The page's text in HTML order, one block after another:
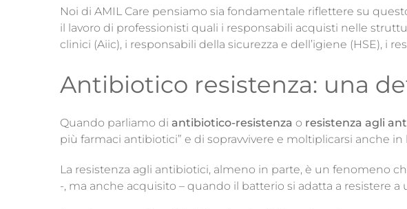
Noi di AMIL Care pensiamo sia fondamentale riflettere su
il lavoro di professionisti quali i responsabili acquisti nelle
clinici (Aiic), i responsabili della sicurezza e dell’igiene (HSE), i
Antibiotico resistenza: una
Quando parliamo di antibiotico-resistenza o resistenza agli
più farmaci antibiotici” e di sopravvivere e moltiplicarsi anche in
La resistenza agli antibiotici, almeno in parte, è un fenomeno
-, ma anche acquisito – quando il batterio si adatta a resistere